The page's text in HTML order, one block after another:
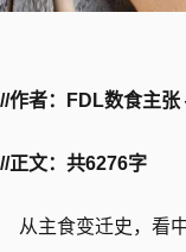
//作者：FDL数食主
//正文：共6276字
从主食变迁史，看